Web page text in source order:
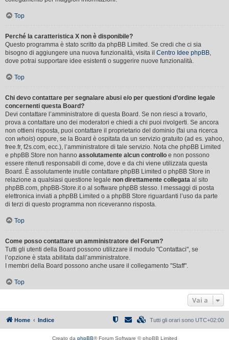
Top
Perché la caratteristica X non è disponibile?
Questo programma è stato scritto da phpBB Limited. Se credi che ci sia
bisogno di aggiungere una nuova funzionalità, visita il Centro Idee phpBB,
dove potrai supportare idee esistenti o suggerire nuove funzionalità.
Top
Chi devo contattare per segnalare abusi e/o per questioni d’ordine legale
concernenti questa Board?
Devi contattare l’amministratore di questa Board. Se non riesci a trovarlo,
prova a contattare uno dei moderatori e chiedi a chi puoi rivolgerti. Se ancora
non ottieni risposta, puoi contattare il proprietario del dominio (fai una ricerca
con whois) oppure, se la Board è ospitata da un servizio gratuito (ad es. yahoo,
free.fr, f2s.com, ecc.), l’amministratore di tale servizio. Nota che phpBB Limited
e phpBB Store non hanno assolutamente alcun controllo e non possono
essere ritenuti responsabili di come, dove e da chi viene utilizzata questa
Board. È assolutamente inutile contattare phpBB Limited o phpBB Store in
relazione a qualsiasi questione legale non direttamente collegata al sito
phpBB.com, phpBB-Store.it o al software phpBB stesso. I messaggi di posta
elettronica inviati a phpBB Limited o a phpBB Store riguardanti l’uso da parte
di terzi di questo programma non riceveranno risposta.
Top
Come posso contattare un amministratore del Forum?
Tutti gli utenti della Board possono utilizzare il modulo "Contattaci", se
l’opzione è stata abilitata dall’amministratore.
I membri della Board possono anche usare il collegamento "Staff".
Top
Vai a
Home Indice Tutti gli orari sono UTC+02:00
Creato da phpBB® Forum Software © phpBB Limited